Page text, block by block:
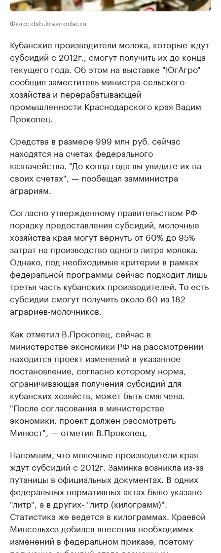
Фото: dsh.krasnodar.ru
Кубанские производители молока, которые ждут
субсидий с 2012г., смогут получить их до конца
текущего года. Об этом на выставке "ЮгАгро"
сообщил заместитель министра сельского
хозяйства и перерабатывающей
промышленности Краснодарского края Вадим
Прокопец.
Средства в размере 999 млн руб. сейчас
находятся на счетах федерального
казначейства. "До конца года вы увидите их на
своих счетах", — пообещал замминистра
аграриям.
Согласно утвержденному правительством РФ
порядку предоставления субсидий, молочные
хозяйства края могут вернуть от 60% до 95%
затрат на производство одного литра молока.
Однако, под необходимые критерии в рамках
федеральной программы сейчас подходит лишь
третья часть кубанских производителей. То есть
субсидии смогут получить около 60 из 182
аграриев-молочников.
Как отметил В.Прокопец, сейчас в
министерстве экономики РФ на рассмотрении
находится проект изменений в указанное
постановление, согласно которому норма,
ограничивающая получения субсидий для
кубанских хозяйств, может быть смягчена.
"После согласования в министерстве
экономики, проект должен рассмотреть
Минюст", — отметил В.Прокопец.
Напомним, что молочные производители края
ждут субсидий с 2012г. Заминка возникла из-за
путаницы в официальных документах. В одних
федеральных нормативных актах было указано
"литр", а в других- "литр (килограмм)".
Статистика же ведется в килограммах. Краевой
Минсельхоз добился внесения необходимых
изменений в федеральном приказе, поэтому